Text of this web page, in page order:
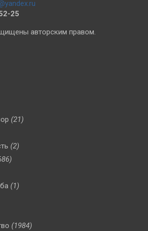
25
авторским правом.
(21)
(2)
(1)
(1984)